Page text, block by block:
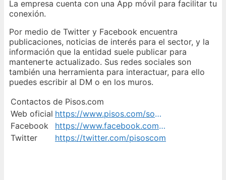
La empresa cuenta con una App móvil para facilitar tu
conexión.
Por medio de Twitter y Facebook encuentra
publicaciones, noticias de interés para el sector, y la
información que la entidad suele publicar para
mantenerte actualizado. Sus redes sociales son
también una herramienta para interactuar, para ello
puedes escribir al DM o en los muros.
Contactos de Pisos.com
Web oficial
https://www.pisos.com/sobrepisos/contactanos/
Facebook
https://www.facebook.com/pisoscom
Twitter
https://twitter.com/pisoscom